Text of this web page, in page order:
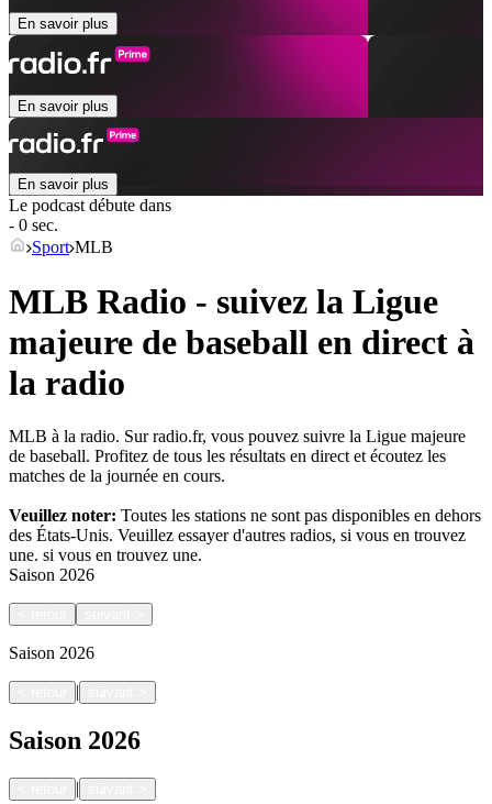
En savoir plus
En savoir plus
En savoir plus
Le podcast débute dans
- 0 sec.
Sport MLB
MLB Radio - suivez la Ligue
majeure de baseball en direct à
la radio
MLB à la radio. Sur radio.fr, vous pouvez suivre la Ligue majeure
de baseball. Profitez de tous les résultats en direct et écoutez les
matches de la journée en cours.
Veuillez noter: Toutes les stations ne sont pas disponibles en dehors
des États-Unis. Veuillez essayer d'autres radios, si vous en trouvez
une. si vous en trouvez une.
Saison 2026
Saison 2026
|
Saison 2026
|